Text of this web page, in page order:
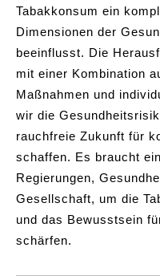
Tabakkonsum ein
Dimensionen der
beeinflusst. Die
mit einer Kombination
Maßnahmen und
wir die
rauchfreie Zukunft für
schaffen. Es braucht
Regierungen,
Gesellschaft, um die
und das Bewusstsein
schärfen.